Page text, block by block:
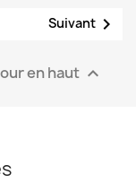
Suivant 
en haut 